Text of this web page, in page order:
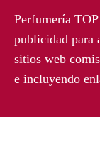
r
a
:
5
Perfumería
publicidad para
sitios web
e incluyendo